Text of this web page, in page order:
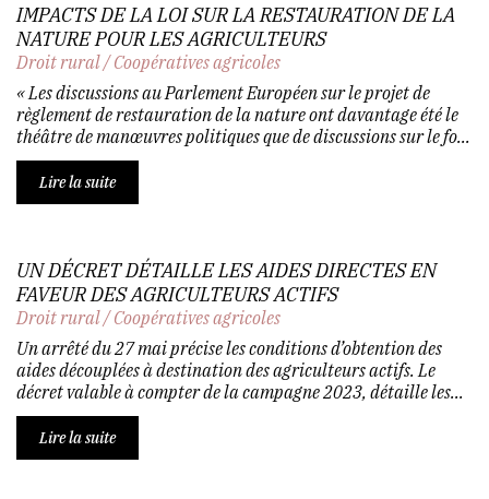
IMPACTS DE LA LOI SUR LA RESTAURATION DE LA
NATURE POUR LES AGRICULTEURS
Droit rural/Coopératives agricoles
« Les discussions au Parlement Européen sur le projet de
règlement de restauration de la nature ont davantage été le
théâtre de manœuvres politiques que de discussions sur le fo...
Lire la suite
UN DÉCRET DÉTAILLE LES AIDES DIRECTES EN
FAVEUR DES AGRICULTEURS ACTIFS
Droit rural/Coopératives agricoles
Un arrêté du 27 mai précise les conditions d’obtention des
aides découplées à destination des agriculteurs actifs. Le
décret valable à compter de la campagne 2023, détaille les...
Lire la suite